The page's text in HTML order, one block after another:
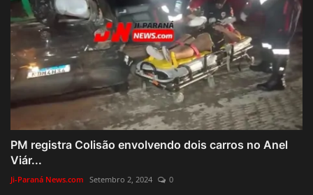
PM registra Colisão envolvendo dois carros no Anel
Viár...
Ji-Paraná News.com Setembro 2, 2024 0